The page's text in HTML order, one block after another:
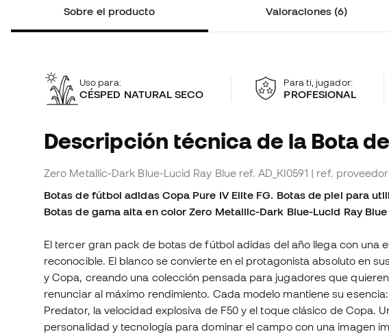
Sobre el producto Valoraciones (6)
Uso para:
CÉSPED NATURAL SECO
Para ti, jugador:
PROFESIONAL
Descripción técnica de la Bota
Zero Metallic-Dark Blue-Lucid Ray Blue ref. AD_KI0591 | ref. proveedor
Botas de fútbol adidas Copa Pure IV Elite FG. Botas de piel para
Botas de gama alta en color Zero Metallic-Dark Blue-Lucid Ray
El tercer gran pack de botas de fútbol adidas del año llega con una
reconocible. El blanco se convierte en el protagonista absoluto en
y Copa, creando una colección pensada para jugadores que
renunciar al máximo rendimiento. Cada modelo mantiene su
Predator, la velocidad explosiva de F50 y el toque clásico de Copa.
personalidad y tecnología para dominar el campo con una imagen